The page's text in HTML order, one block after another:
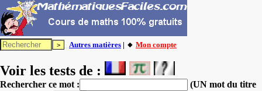
Autres matières | 🔸 Mon compte
Voir les tests de :
Rechercher ce mot :
(UN mot du titre